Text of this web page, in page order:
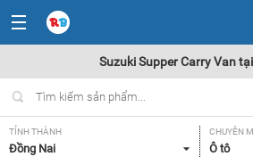
Suzuki Supper Carry Van
TỈNH THÀNH
Đồng Nai
CHUYÊN
Ô tô